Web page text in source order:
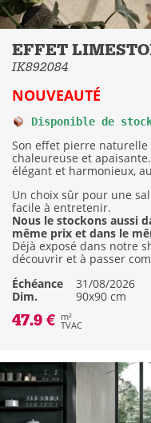
EFFET
IK892084
NOUVEAUTÉ
Disponible de
Son effet pierre
chaleureuse et
élégant et harmonieux,
Un choix sûr pour une
facile à entretenir.
Nous le stockons aussi
même prix et dans le
Déjà exposé dans notre
découvrir et à passer
Échéance
31/08/2026
Dim.
90x90 cm
47.9 € m²
TVAC